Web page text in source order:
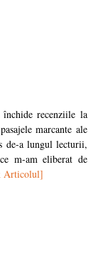
recenziile la
marcante ale
de-a lungul lecturii,
m-am eliberat de
Articolul]